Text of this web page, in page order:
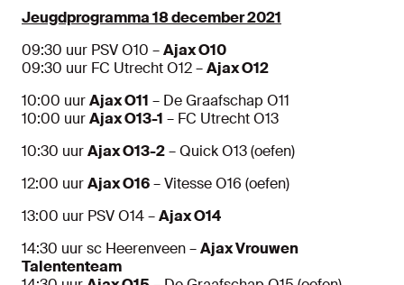
Jeugdprogramma 18 december 2021
09:30 uur PSV O10 –Ajax O10
09:30 uur FC Utrecht O12 –Ajax O12
10:00 uurAjax O11 – De Graafschap O11
10:00 uurAjax O13-1 – FC Utrecht O13
10:30 uurAjax O13-2– Quick O13 (oefen)
12:00 uurAjax O16– Vitesse O16 (oefen)
13:00 uur PSV O14 –Ajax O14
14:30 uur sc Heerenveen –Ajax Vrouwen
Talententeam